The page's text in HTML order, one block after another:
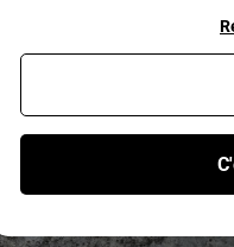
Vous pourriez